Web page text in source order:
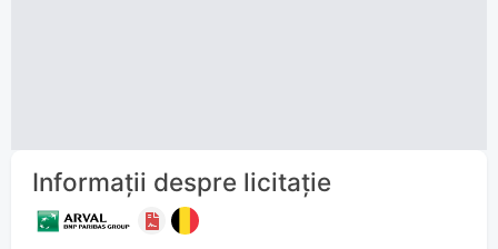
Informații despre licitație